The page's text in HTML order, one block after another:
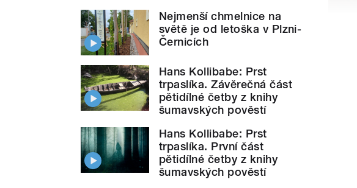
Nejmenší chmelnice na
světě je od letoška v Plzni-
Černicích
Hans Kollibabe: Prst
trpaslíka. Závěrečná část
pětidílné četby z knihy
šumavských pověstí
Hans Kollibabe: Prst
trpaslíka. První část
pětidílné četby z knihy
šumavských pověstí